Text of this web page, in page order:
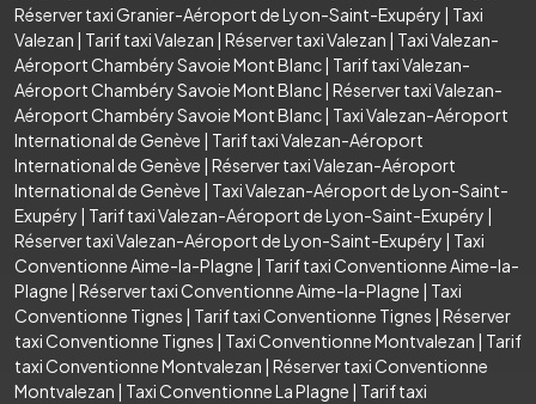
Réserver taxi Granier-Aéroport de Lyon-Saint-Exupéry | Taxi
Valezan | Tarif taxi Valezan | Réserver taxi Valezan | Taxi Valezan-
Aéroport Chambéry Savoie Mont Blanc| Tarif taxi Valezan-
Aéroport Chambéry Savoie Mont Blanc| Réserver taxi Valezan-
Aéroport Chambéry Savoie Mont Blanc| Taxi Valezan-Aéroport
International de Genève | Tarif taxi Valezan-Aéroport
International de Genève | Réserver taxi Valezan-Aéroport
International de Genève | Taxi Valezan-Aéroport de Lyon-Saint-
Exupéry | Tarif taxi Valezan-Aéroport de Lyon-Saint-Exupéry |
Réserver taxi Valezan-Aéroport de Lyon-Saint-Exupéry | Taxi
Conventionne Aime-la-Plagne | Tarif taxi Conventionne Aime-la-
Plagne | Réserver taxi Conventionne Aime-la-Plagne | Taxi
Conventionne Tignes | Tarif taxi Conventionne Tignes | Réserver
taxi Conventionne Tignes | Taxi Conventionne Montvalezan | Tarif
taxi Conventionne Montvalezan | Réserver taxi Conventionne
Montvalezan | Taxi Conventionne La Plagne | Tarif taxi